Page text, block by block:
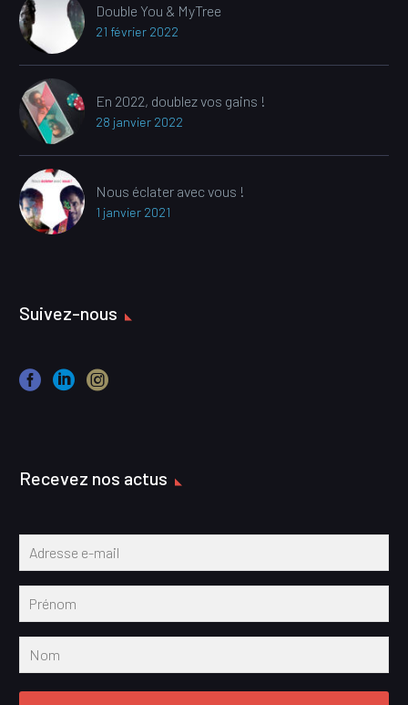
Double You & MyTree
21 février 2022
En 2022, doublez vos gains !
28 janvier 2022
Nous éclater avec vous !
1 janvier 2021
Suivez-nous
Recevez nos actus